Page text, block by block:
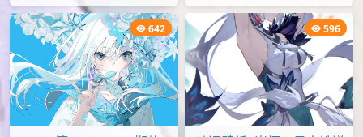
642
[Pixiv] 第2026-07-05期热
596
[动漫壁纸] 崩坏：星穹铁道